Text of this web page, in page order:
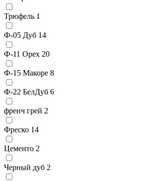
Трюфель 1
Ф-05 Дуб 14
Ф-11 Орех 20
Ф-15 Макоре 8
Ф-22 БелДуб 6
френч грей 2
Фреско 14
Цементо 2
Черный дуб 2